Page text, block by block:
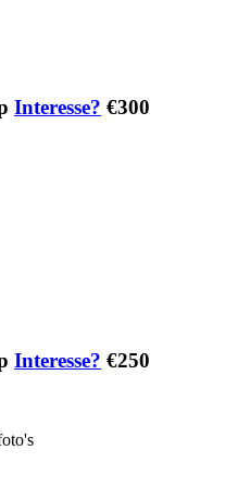
Interesse? €300
Interesse? €250